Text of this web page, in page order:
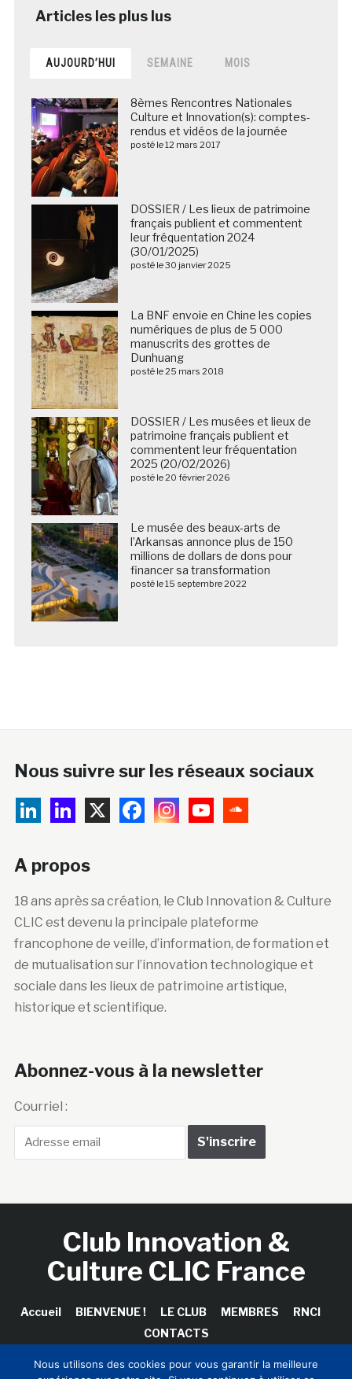
AUJOURD’HUI SEMAINE MOIS
8èmes Rencontres Nationales
Culture et Innovation(s): comptes-
rendus et vidéos de la journée
posté le 12 mars 2017
DOSSIER / Les lieux de patrimoine
français publient et commentent
leur fréquentation 2024
(30/01/2025)
posté le 30 janvier 2025
La BNF envoie en Chine les copies
numériques de plus de 5 000
manuscrits des grottes de
Dunhuang
posté le 25 mars 2018
DOSSIER / Les musées et lieux de
patrimoine français publient et
commentent leur fréquentation
2025 (20/02/2026)
posté le 20 février 2026
Le musée des beaux-arts de
l’Arkansas annonce plus de 150
millions de dollars de dons pour
financer sa transformation
posté le 15 septembre 2022
Nous suivre sur les réseaux sociaux
A propos
18 ans après sa création, le Club Innovation & Culture
CLIC est devenu la principale plateforme
francophone de veille, d’information, de formation et
de mutualisation sur l’innovation technologique et
sociale dans les lieux de patrimoine artistique,
historique et scientifique.
Abonnez-vous à la newsletter
Courriel :
Club Innovation &
Culture CLIC France
Accueil BIENVENUE ! LE CLUB MEMBRES
RNCI
CONTACTS
Nous utilisons des cookies pour vous garantir la meilleure